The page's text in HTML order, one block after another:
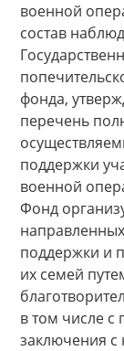
военной
состав
фонда,
перечень
поддержки
военной
Фонд
поддержки и
их семей
в том числе
заключения